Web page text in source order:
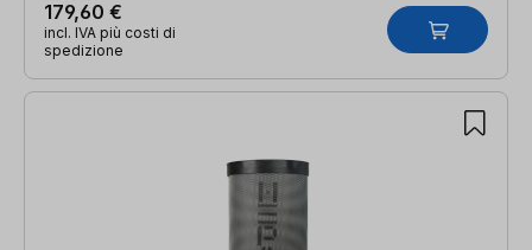
179,60 €
incl. IVA più costi di
spedizione